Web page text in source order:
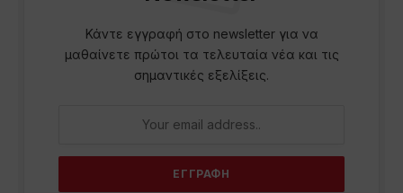
Κάντε εγγραφή στο newsletter για να
μαθαίνετε πρώτοι τα τελευταία νέα και τις
σημαντικές εξελίξεις.